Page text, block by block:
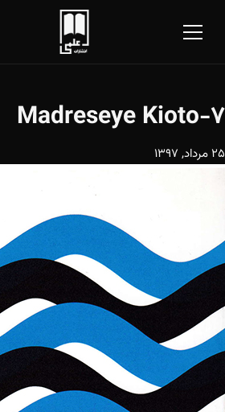
Madreseye Kioto-7
25 مرداد, 1397